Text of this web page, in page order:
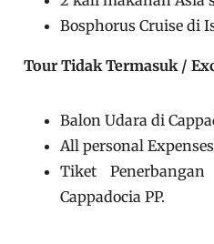
Bosphorus Cruise di
Tour Tidak Termasuk /
Balon Udara di
All personal Expenses
Tiket
Cappadocia PP.